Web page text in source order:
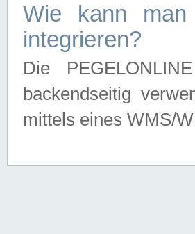
Wie kann man
integrieren?
Die
backendseitig
mittels eines WMS/